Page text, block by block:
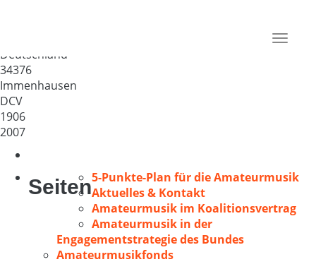
Toggle
Deutschland
34376
Immenhausen
DCV
1906
2007
Seiten5-Punkte-Plan für die Amateurmusik
Aktuelles & Kontakt
Amateurmusik im Koalitionsvertrag
Amateurmusik in der
Engagementstrategie des Bundes
Amateurmusikfonds